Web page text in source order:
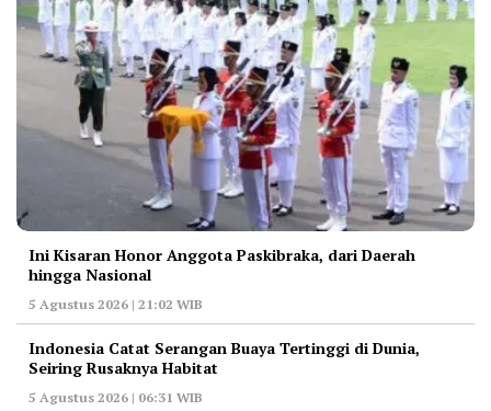
Ini Kisaran Honor Anggota Paskibraka, dari Daerah
hingga Nasional
5 Agustus 2026 | 21:02 WIB
Indonesia Catat Serangan Buaya Tertinggi di Dunia,
Seiring Rusaknya Habitat
5 Agustus 2026 | 06:31 WIB